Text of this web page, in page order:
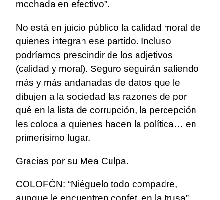
mochada en efectivo”.
No está en juicio público la calidad moral de
quienes integran ese partido. Incluso
podríamos prescindir de los adjetivos
(calidad y moral). Seguro seguirán saliendo
más y más andanadas de datos que le
dibujen a la sociedad las razones de por
qué en la lista de corrupción, la percepción
les coloca a quienes hacen la política… en
primerísimo lugar.
Gracias por su Mea Culpa.
COLOFÓN: “Niéguelo todo compadre,
aunque le encuentren confeti en la trusa”